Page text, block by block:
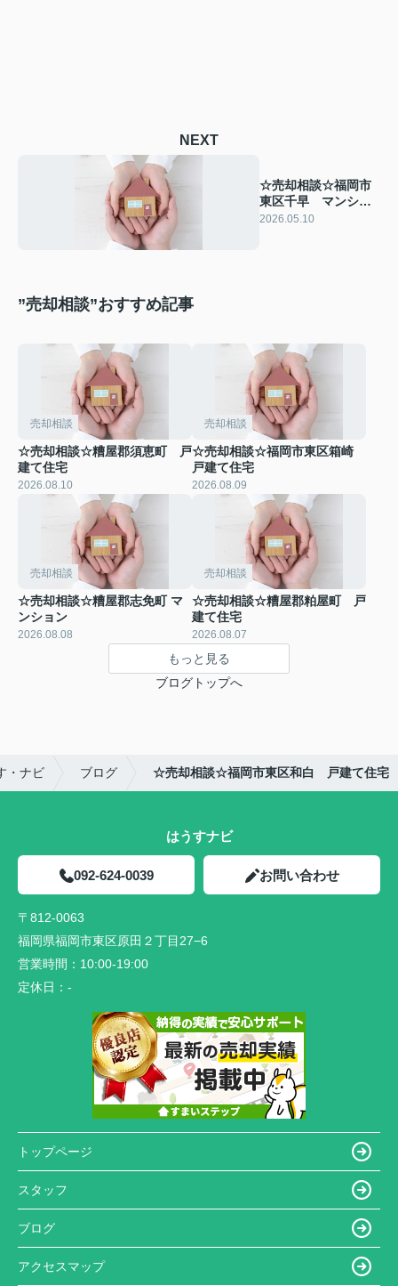
NEXT
☆売却相談☆福岡市
東区千早 マンショ
ン
2026.05.10
”売却相談”おすすめ記事
売却相談
☆売却相談☆糟屋郡須恵町 戸
建て住宅
2026.08.10
売却相談
☆売却相談☆福岡市東区箱崎
戸建て住宅
2026.08.09
売却相談
☆売却相談☆糟屋郡志免町 マ
ンション
2026.08.08
売却相談
☆売却相談☆糟屋郡粕屋町 戸
建て住宅
2026.08.07
もっと見る
ブログトップへ
・ナビ ブログ ☆売却相談☆福岡市東区和白 戸建て住宅
はうすナビ
092-624-0039 お問い合わせ
〒812-0063
福岡県福岡市東区原田２丁目27−6
営業時間： 10:00-19:00
定休日： -
トップページ
スタッフ
ブログ
アクセスマップ